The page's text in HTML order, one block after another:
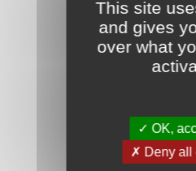
tourisme et de
des ressources
dont ils dépendent.
de Fakarava
La gestion de la
This site
and gives
over what
✓ OK,
✗ Deny all